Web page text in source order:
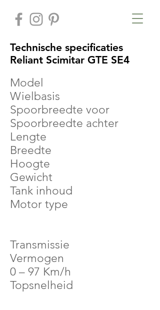
Technische specificaties
Reliant Scimitar GTE SE4
Model
Wielbasis
Spoorbreedte voor
Spoorbreedte achter
Lengte
Breedte
Hoogte
Gewicht
Tank inhoud
Motor type
Transmissie
Vermogen
0 – 97 Km/h
Topsnelheid